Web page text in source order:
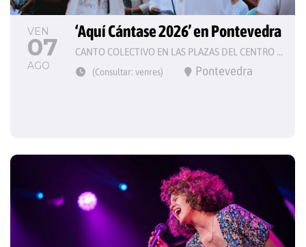
VEN
07
AGO
‘Aquí Cántase 2026’ en Pontevedra
CANTO COLECTIVO EN LAS PLAZAS DEL CENTRO HISTÓRICO
(Consultar: venres) Pontevedra